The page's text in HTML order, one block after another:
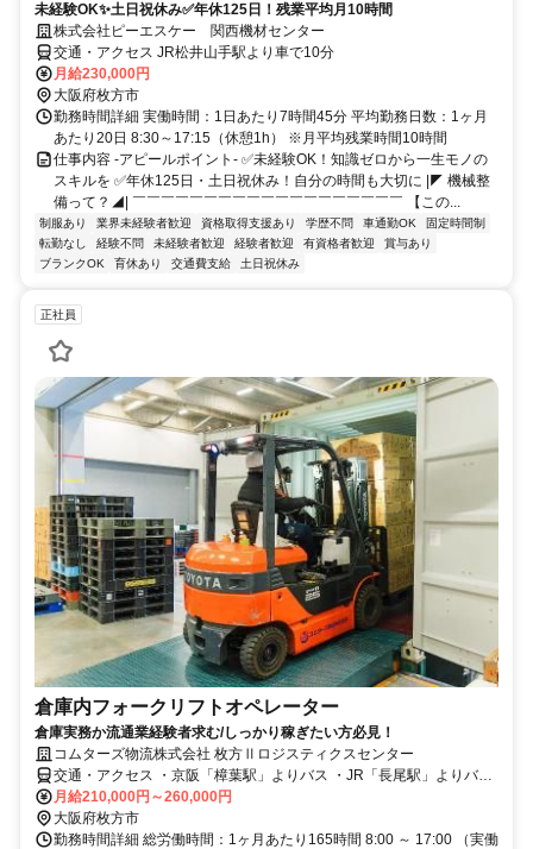
未経験OK✨土日祝休み✅年休125日！残業平均月10時間
株式会社ピーエスケー 関西機材センター
交通・アクセス JR松井山手駅より車で10分
月給230,000円
大阪府枚方市
勤務時間詳細 実働時間：1日あたり7時間45分 平均勤務日数：1ヶ月
あたり20日 8:30～17:15（休憩1h） ※月平均残業時間10時間
仕事内容 -アピールポイント- ✅未経験OK！知識ゼロから一生モノの
スキルを ✅年休125日・土日祝休み！自分の時間も大切に |◤ 機械整
備って？◢| ￣￣￣￣￣￣￣￣￣￣￣￣￣￣￣￣￣￣￣ 【この...
制服あり 業界未経験者歓迎 資格取得支援あり 学歴不問 車通勤OK
固定時間制
転勤なし
経験不問 未経験者歓迎 経験者歓迎 有資格者歓迎
賞与あり
ブランクOK
育休あり 交通費支給 土日祝休み
正社員
倉庫内フォークリフトオペレーター
倉庫実務か流通業経験者求む/しっかり稼ぎたい方必見！
コムターズ物流株式会社 枚方Ⅱロジスティクスセンター
交通・アクセス ・京阪「樟葉駅」よりバス ・JR「長尾駅」よりバス
・バス停「国道招提」徒歩1分
月給210,000円～260,000円
大阪府枚方市
勤務時間詳細 総労働時間：1ヶ月あたり165時間 8:00 ～ 17:00 （実働